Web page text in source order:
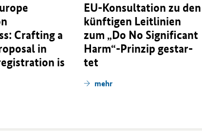
Crafting a
in
is
EU-​Konsultation zu den
künf­ti­gen Leit­li­ni­en
zum „Do No Significant
Harm“-​Prinzip ge­star­
tet
mehr